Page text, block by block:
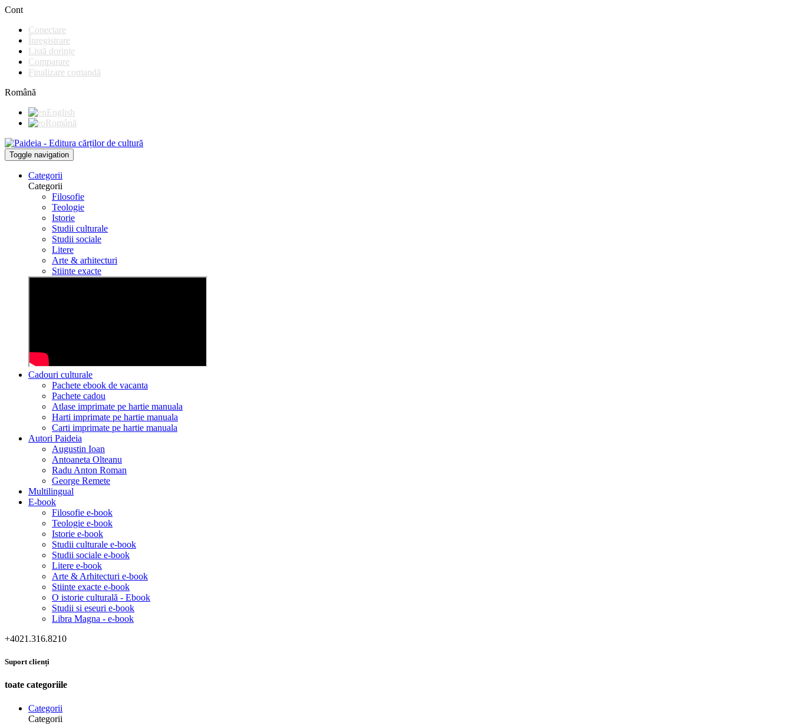
Cont
Conectare
Înregistrare
Listă dorințe
Comparare
Finalizare comandă
Română
English
Română
Toggle navigation
Categorii
Categorii
Filosofie
Teologie
Istorie
Studii culturale
Studii sociale
Litere
Arte & arhitecturi
Stiinte exacte
Cadouri culturale
Pachete ebook de vacanta
Pachete cadou
Atlase imprimate pe hartie manuala
Harti imprimate pe hartie manuala
Carti imprimate pe hartie manuala
Autori Paideia
Augustin Ioan
Antoaneta Olteanu
Radu Anton Roman
George Remete
Multilingual
E-book
Filosofie e-book
Teologie e-book
Istorie e-book
Studii culturale e-book
Studii sociale e-book
Litere e-book
Arte & Arhitecturi e-book
Stiinte exacte e-book
O istorie culturală - Ebook
Studii si eseuri e-book
Libra Magna - e-book
+4021.316.8210
Suport clienți
toate categoriile
Categorii
Categorii